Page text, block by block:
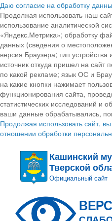
Даю согласие на обработку
Продолжая использовать наш
использование аналитической
«Яндекс.Метрика»; обработку
данных (сведения о
версия Браузера; тип
источник откуда пришел на сайт
по какой рекламе; язык ОС и
на какие кнопки нажимает
функционирования сайта,
статистических исследований и
ваши данные обрабатывались,
Продолжая использовать сайт,
отношении обработки